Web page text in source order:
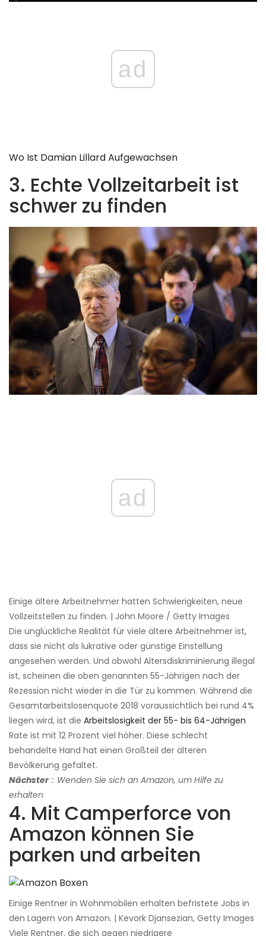
ad
Wo Ist Damian Lillard Aufgewachsen
3. Echte Vollzeitarbeit ist
schwer zu finden
ad
Einige ältere Arbeitnehmer hatten Schwierigkeiten, neue
Vollzeitstellen zu finden. | John Moore / Getty Images
Die unglückliche Realität für viele ältere Arbeitnehmer ist,
dass sie nicht als lukrative oder günstige Einstellung
angesehen werden. Und obwohl Altersdiskriminierung illegal
ist, scheinen die oben genannten 55-Jährigen nach der
Rezession nicht wieder in die Tür zu kommen. Während die
Gesamtarbeitslosenquote 2018 voraussichtlich bei rund 4%
liegen wird, ist die Arbeitslosigkeit der 55- bis 64-Jährigen
Rate ist mit 12 Prozent viel höher. Diese schlecht
behandelte Hand hat einen Großteil der älteren
Bevölkerung gefaltet.
Nächster :: Wenden Sie sich an Amazon, um Hilfe zu
erhalten
4. Mit Camperforce von
Amazon können Sie
parken und arbeiten
Einige Rentner in Wohnmobilen erhalten befristete Jobs in
den Lagern von Amazon. | Kevork Djansezian, Getty Images
Viele Rentner, die sich gegen niedrigere